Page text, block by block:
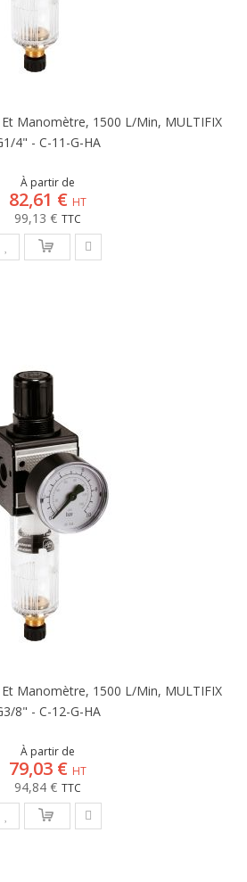
Manomètre, 1500 L/min, MULTIFIX
4" - C-11-G-HA
À partir de
99,13 €
82,61 €
Manomètre, 1500 L/min, MULTIFIX
8" - C-12-G-HA
À partir de
94,84 €
79,03 €